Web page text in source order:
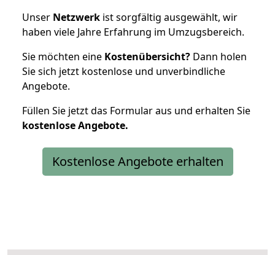
Unser Netzwerk ist sorgfältig ausgewählt, wir
haben viele Jahre Erfahrung im Umzugsbereich.
Sie möchten eine Kostenübersicht? Dann holen
Sie sich jetzt kostenlose und unverbindliche
Angebote.
Füllen Sie jetzt das Formular aus und erhalten Sie
kostenloseAngebote.
Kostenlose Angebote erhalten